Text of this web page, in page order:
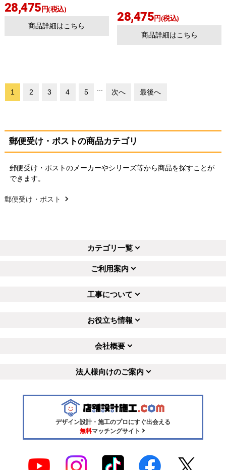
28,475 円(税込)
商品詳細はこちら
28,475円(税込)
商品詳細はこちら
1 2 3 4 5 次へ 最後へ
郵便受け・ポストの商品カテゴリ
郵便受け・ポストのメーカーやシリーズ等から商品を探すことが
できます。
郵便受け・ポスト
カテゴリ一覧
ご利用案内
工事について
お役立ち情報
会社概要
法人様向けのご案内
デザイン設計・施工のプロにすぐ出会える
無料マッチングサイト